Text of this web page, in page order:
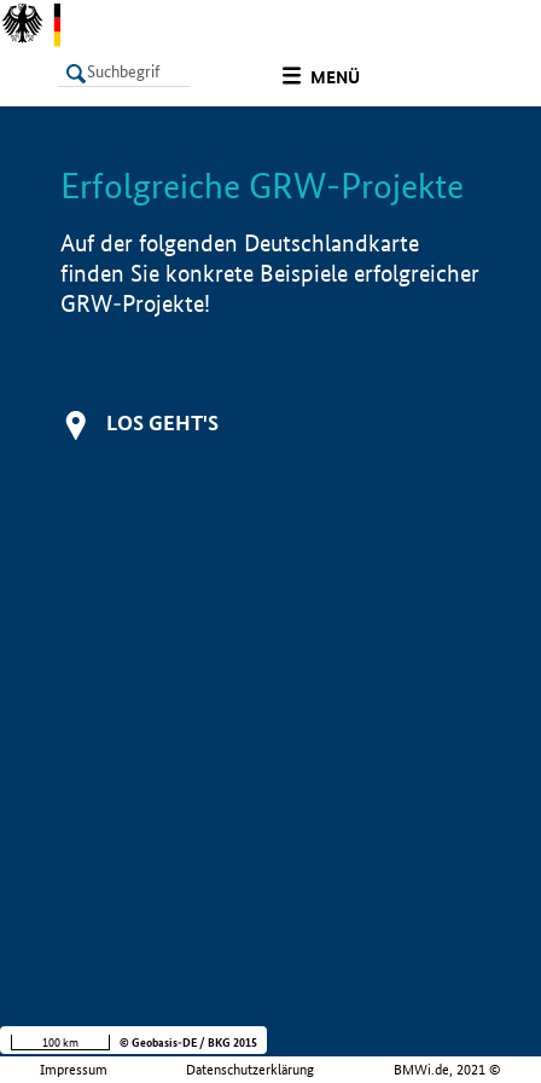
MENÜ
LISTE Info
Erfolgreiche GRW-Projekte
Auf der folgenden Deutschlandkarte
finden Sie konkrete Beispiele erfolgreicher
GRW-Projekte!
LOS GEHT'S
Impressum Datenschutzerklärung BMWi.de, 2021 ©
100 km © Geobasis-DE / BKG 2015